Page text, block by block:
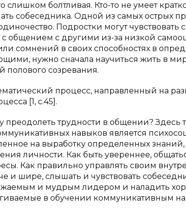
слишком болтливая. Кто-то не умеет
собеседника. Одной из самых острых
Подростки могут
общением с другими из-за низкой
сомнений в своих способностях в
нужно сначала научиться жить в
полового созревания.
процесс, направленный на
[1, с.45].
преодолеть трудности в общении?
навыков является
на выработку определенных
личности. Как быть увереннее,
Как правильно управлять своим
шире, слышать и чувствовать
и мудрым лидером и наладить
в обучении коммуникативным